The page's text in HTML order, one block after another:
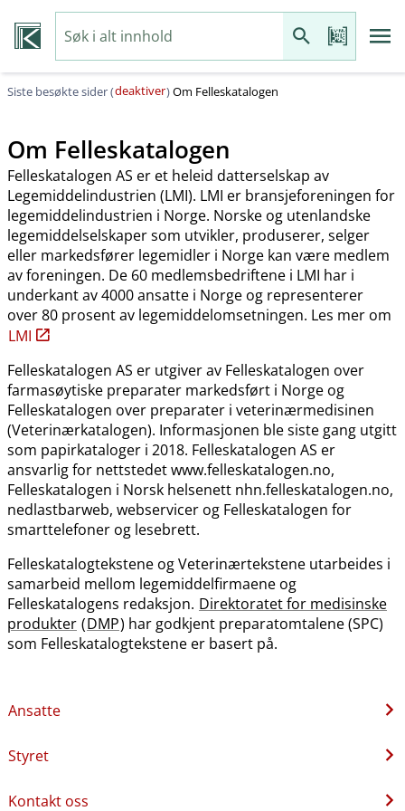
Siste besøkte sider (deaktiver)Om Felleskatalogen
Om Felleskatalogen
Felleskatalogen AS er et heleid datterselskap av
Legemiddelindustrien (LMI). LMI er bransjeforeningen for
legemiddelindustrien i Norge. Norske og utenlandske
legemiddelselskaper som utvikler, produserer, selger
eller markedsfører legemidler i Norge kan være medlem
av foreningen. De 60 medlemsbedriftene i LMI har i
underkant av 4000 ansatte i Norge og representerer
over 80 prosent av legemiddelomsetningen. Les mer om
LMI
Felleskatalogen AS er utgiver av Felleskatalogen over
farmasøytiske preparater markedsført i Norge og
Felleskatalogen over preparater i veterinærmedisinen
(Veterinærkatalogen). Informasjonen ble siste gang utgitt
som papirkataloger i 2018. Felleskatalogen AS er
ansvarlig for nettstedet www.felleskatalogen.no,
Felleskatalogen i Norsk helsenett nhn.felleskatalogen.no,
nedlastbarweb, webservicer og Felleskatalogen for
smarttelefoner og lesebrett.
Felleskatalogtekstene og Veterinærtekstene utarbeides i
samarbeid mellom legemiddelfirmaene og
Felleskatalogens redaksjon. Direktoratet for medisinske
produkter (DMP) har godkjent preparatomtalene (SPC)
som Felleskatalogtekstene er basert på.
Ansatte
Styret
Kontakt oss